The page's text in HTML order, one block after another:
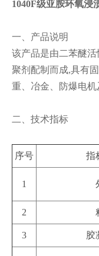
1040F级亚胺环氧浸
一、产品说明
该产品是由二苯醚
聚剂配制而成,具有
重、冶金、防爆电
二、技术指标
序号 指
1
2
3 胶